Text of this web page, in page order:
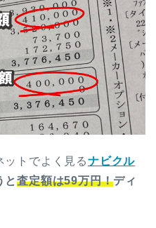
ットでよく見るナビクル
と査定額は59万円！ディ